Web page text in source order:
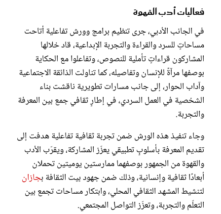
فعاليات أدب القهوة
في الجانب الأدبي، جرى تنظيم برامج وورش تفاعلية أتاحت
مساحاتٍ للسرد والقراءة والتجربة الإبداعية، قاد خلالها
المشاركون قراءاتٍ تأملية للنصوص، وتفاعلوا مع الحكاية
بوصفها مرآةً للإنسان وتفاصيله، كما تناولت الذائقة الاجتماعية
وآداب الحوار، إلى جانب مسارات تطويرية ناقشت بناء
الشخصية في العمل السردي، في إطارٍ ثقافي جمع بين المعرفة
والتجربة.
وجاء تنفيذ هذه الورش ضمن تجربة ثقافية تفاعلية هدفت إلى
تقديم المعرفة بأسلوبٍ تطبيقي يعزّز المشاركة، ويقرّب الأدب
والقهوة من الجمهور بوصفهما ممارستين يوميتين تحملان
أبعادًا ثقافية وإنسانية، وذلك ضمن جهود بيت الثقافة بجازان
لتنشيط المشهد الثقافي المحلي، وابتكار مساحات تجمع بين
التعلّم والتجربة، وتعزّز التواصل المجتمعي.